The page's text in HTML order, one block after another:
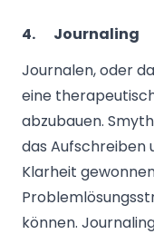
4.
Journaling
Journalen, oder
eine
abzubauen.
das Aufschreiben
Klarheit
können.